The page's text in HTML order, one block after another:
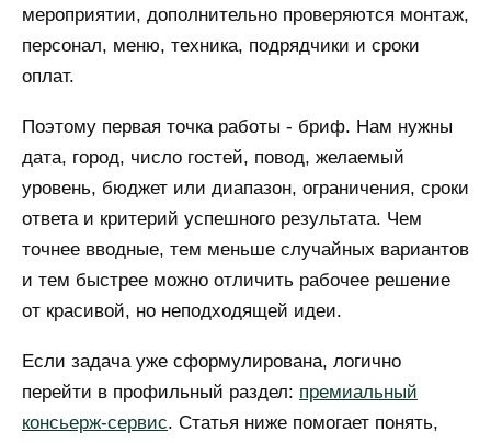
мероприятии, дополнительно проверяются монтаж,
персонал, меню, техника, подрядчики и сроки
оплат.
Поэтому первая точка работы - бриф. Нам нужны
дата, город, число гостей, повод, желаемый
уровень, бюджет или диапазон, ограничения, сроки
ответа и критерий успешного результата. Чем
точнее вводные, тем меньше случайных вариантов
и тем быстрее можно отличить рабочее решение
от красивой, но неподходящей идеи.
Если задача уже сформулирована, логично
перейти в профильный раздел: премиальный
консьерж-сервис. Статья ниже помогает понять,